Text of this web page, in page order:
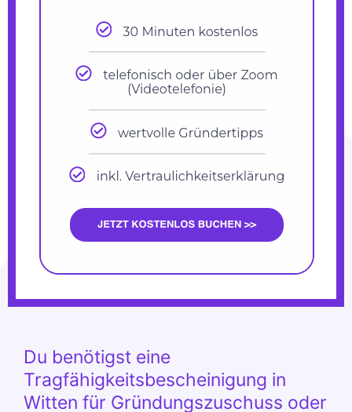
Du benötigst eine
Tragfähigkeitsbescheinigung in
Witten für Gründungszuschuss oder